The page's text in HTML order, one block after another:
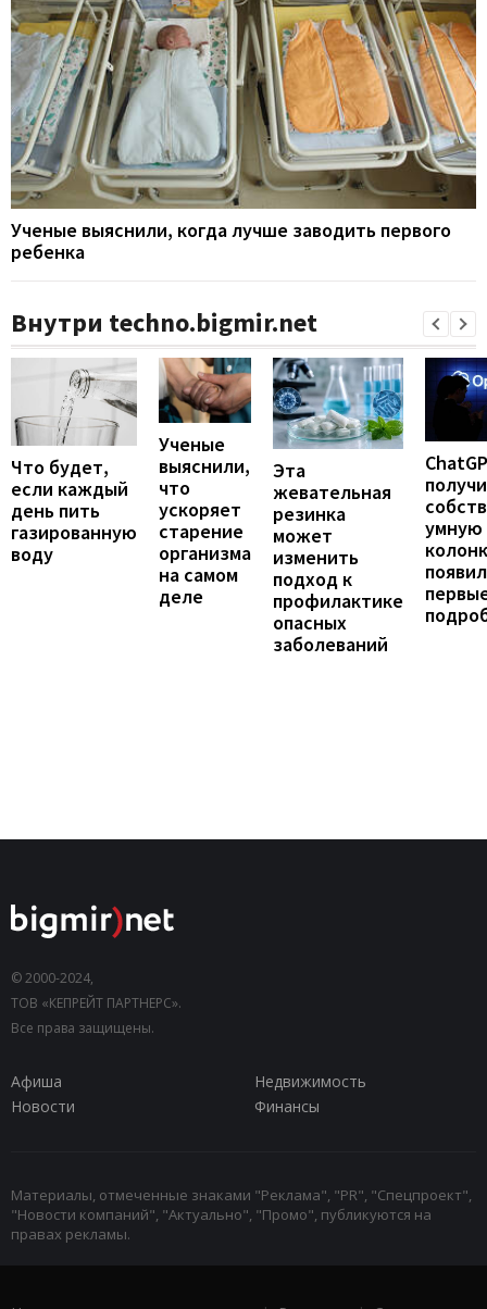
Ученые выяснили, когда лучше заводить первого
ребенка
Внутри techno.bigmir.net
Что будет,
если каждый
день пить
газированную
воду
Ученые
выяснили,
что
ускоряет
старение
организма
на самом
деле
Эта
жевательная
резинка
может
изменить
подход к
профилактике
опасных
заболеваний
умную
© 2000-2024,
ТОВ «КЕПРЕЙТ ПАРТНЕРС».
Все права защищены.
Афиша
Недвижимость
Новости
Финансы
Материалы, отмеченные знаками "Реклама", "PR", "Спецпроект",
"Новости компаний", "Актуально", "Промо", публикуются на
правах рекламы.